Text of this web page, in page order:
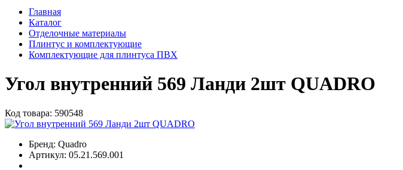
Главная
Каталог
Отделочные материалы
Плинтус и комплектующие
Комплектующие для плинтуса ПВХ
Угол внутренний 569 Ланди 2шт QUADRO
Код товара: 590548
Бренд: Quadro
Артикул: 05.21.569.001